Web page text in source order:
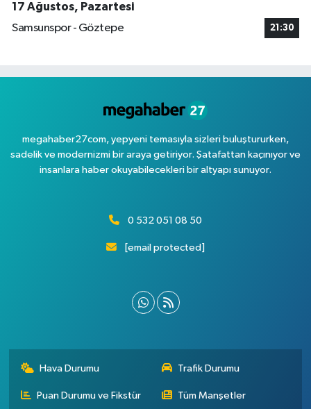
17 Ağustos, Pazartesi
Samsunspor - Göztepe
21:30
megahaber27com, yepyeni temasıyla sizleri buluştururken,
sadelik ve modernizmi bir araya getiriyor. Şatafattan kaçınıyor ve
insanlara haber okuyabilecekleri bir altyapı sunuyor.
0 532 051 08 50
[email protected]
Hava Durumu Trafik Durumu
Puan Durumu ve Fikstür Tüm Manşetler